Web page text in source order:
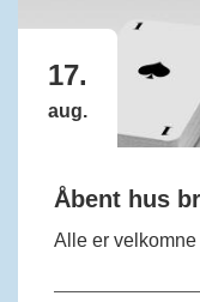
17.
aug.
Åbent hus
Alle er velkomne